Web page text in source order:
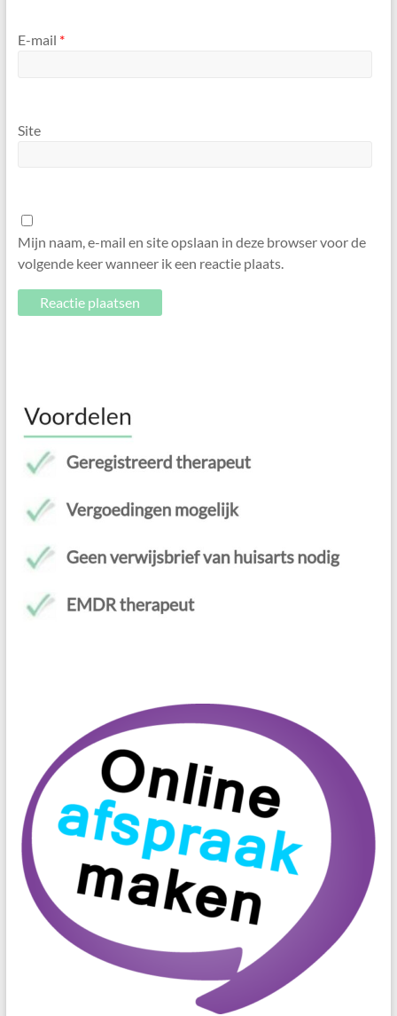
E-mail *
Site
Mijn naam, e-mail en site opslaan in deze browser voor de
volgende keer wanneer ik een reactie plaats.